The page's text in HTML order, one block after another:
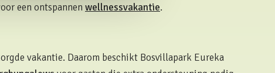
een ontspannen wellnessvakantie.
vakantie. Daarom beschikt Bosvillapark Eureka